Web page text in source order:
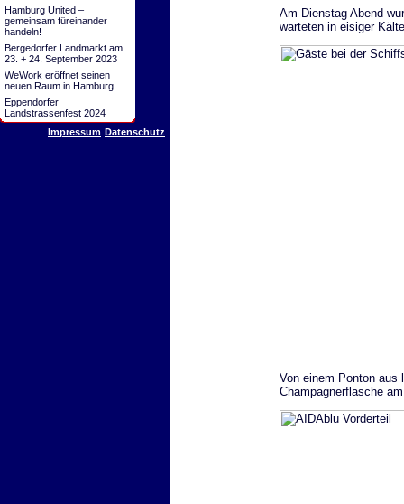
Hamburg United –
gemeinsam füreinander
handeln!
Bergedorfer Landmarkt am
23. + 24. September 2023
WeWork eröffnet seinen
neuen Raum in Hamburg
Eppendorfer
Landstrassenfest 2024
Impressum Datenschutz
Am Dienstag Abend
warteten in eisiger
Von einem Ponton aus
Champagnerflasche